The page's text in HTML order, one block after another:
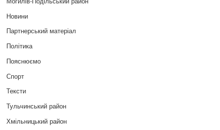
Новини
Партнерський матеріал
Політика
Пояснюємо
Спорт
Тексти
Тульчинський район
Хмільницький район